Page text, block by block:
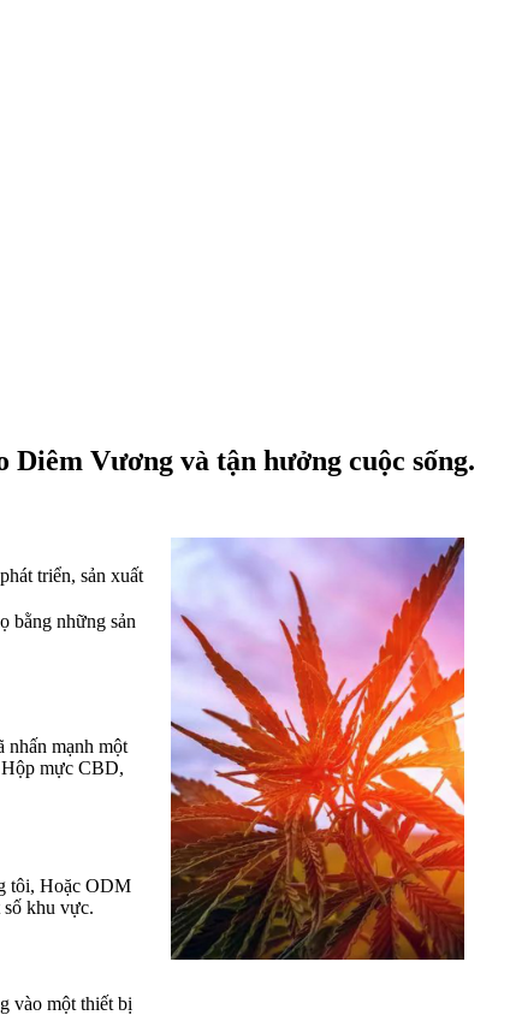
Vương và tận hưởng cuộc sống.
triển, sản xuất
bằng những sản
nhấn mạnh một
mực CBD,
tôi, Hoặc ODM
khu vực.
vào một thiết bị